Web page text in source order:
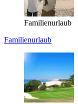
Familienurlaub
Familienurlaub